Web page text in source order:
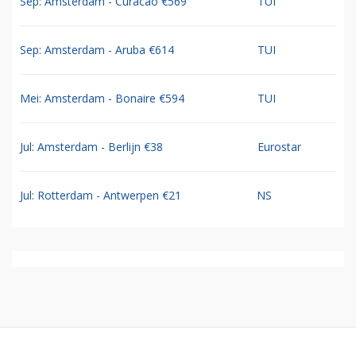
Sep: Amsterdam - Aruba €614 TUI
Mei: Amsterdam - Bonaire €594 TUI
Jul: Amsterdam - Berlijn €38 Eurostar
Jul: Rotterdam - Antwerpen €21 NS